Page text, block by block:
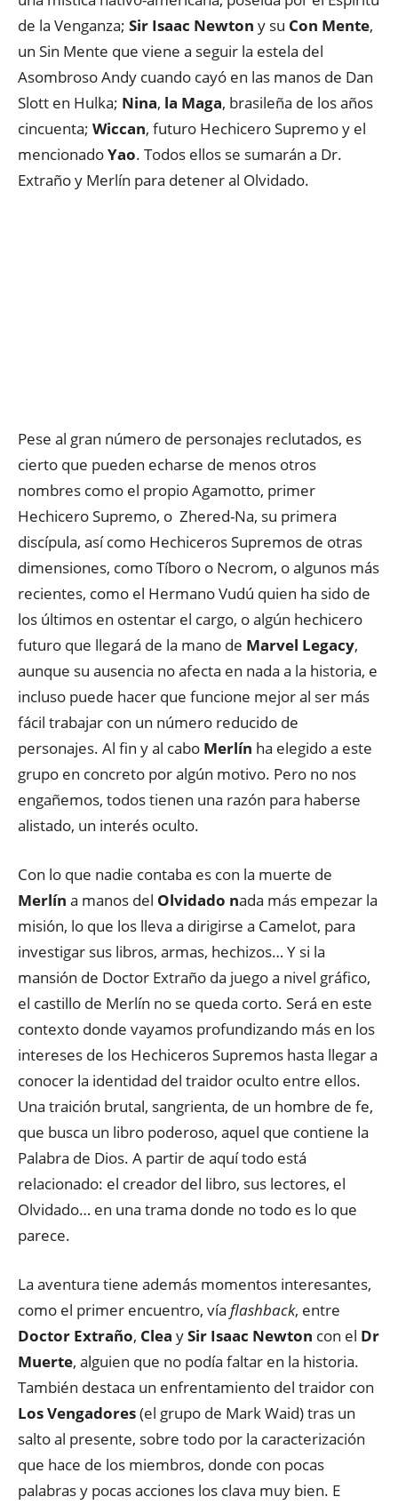
de la Venganza; Sir Isaac Newton y su Con Mente,
un Sin Mente que viene a seguir la estela del
Asombroso Andy cuando cayó en las manos de Dan
Slott en Hulka; Nina, la Maga, brasileña de los años
cincuenta; Wiccan, futuro Hechicero Supremo y el
mencionadoYao. Todos ellos se sumarán a Dr.
Extraño y Merlín para detener al Olvidado.
Pese al gran número de personajes reclutados, es
cierto que pueden echarse de menos otros
nombres como el propio Agamotto, primer
Hechicero Supremo, o Zhered-Na, su primera
discípula, así como Hechiceros Supremos de otras
dimensiones, como Tíboro o Necrom, o algunos más
recientes, como el Hermano Vudú quien ha sido de
los últimos en ostentar el cargo, o algún hechicero
futuro que llegará de la mano de Marvel Legacy,
aunque su ausencia no afecta en nada a la historia, e
incluso puede hacer que funcione mejor al ser más
fácil trabajar con un número reducido de
personajes. Al fin y al cabo Merlín ha elegido a este
grupo en concreto por algún motivo. Pero no nos
engañemos, todos tienen una razón para haberse
alistado, un interés oculto.
Con lo que nadie contaba es con la muerte de
Merlín a manos del Olvidado nada más empezar la
misión, lo que los lleva a dirigirse a Camelot, para
investigar sus libros, armas, hechizos… Y si la
mansión de Doctor Extraño da juego a nivel gráfico,
el castillo de Merlín no se queda corto. Será en este
contexto donde vayamos profundizando más en los
intereses de los Hechiceros Supremos hasta llegar a
conocer la identidad del traidor oculto entre ellos.
Una traición brutal, sangrienta, de un hombre de fe,
que busca un libro poderoso, aquel que contiene la
Palabra de Dios. A partir de aquí todo está
relacionado: el creador del libro, sus lectores, el
Olvidado… en una trama donde no todo es lo que
parece.
La aventura tiene además momentos interesantes,
como el primer encuentro, vía flashback, entre
Doctor Extraño, Clea ySir Isaac Newton con el Dr
Muerte, alguien que no podía faltar en la historia.
También destaca un enfrentamiento del traidor con
Los Vengadores(el grupo de Mark Waid) tras un
salto al presente, sobre todo por la caracterización
que hace de los miembros, donde con pocas
palabras y pocas acciones los clava muy bien. E